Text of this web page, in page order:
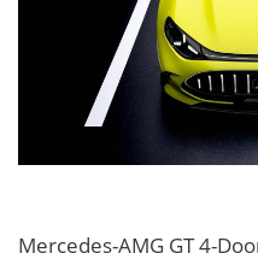
Mercedes-AMG GT 4-